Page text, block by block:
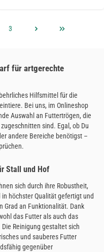
Seite
3
für artgerechte
Hilfsmittel für die
Bei uns, im Onlineshop
Auswahl an Futtertrögen, die
sind. Egal, ob Du
andere Bereiche benötigst –
Stall und Hof
sich durch ihre Robustheit,
höchster Qualität gefertigt und
Grad an Funktionalität. Dank
das Futter als auch das
Reinigung gestaltet sich
und sauberes Futter
gegenüber